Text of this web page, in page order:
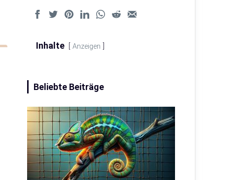
Inhalte Anzeigen
Beliebte Beiträge